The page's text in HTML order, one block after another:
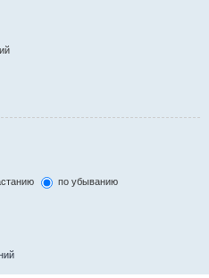
по убыванию